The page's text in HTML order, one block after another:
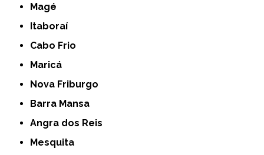
Magé
Itaboraí
Cabo Frio
Maricá
Nova Friburgo
Barra Mansa
Angra dos Reis
Mesquita